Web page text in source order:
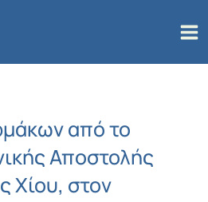
από το
Αποστολής
Χίου, στον